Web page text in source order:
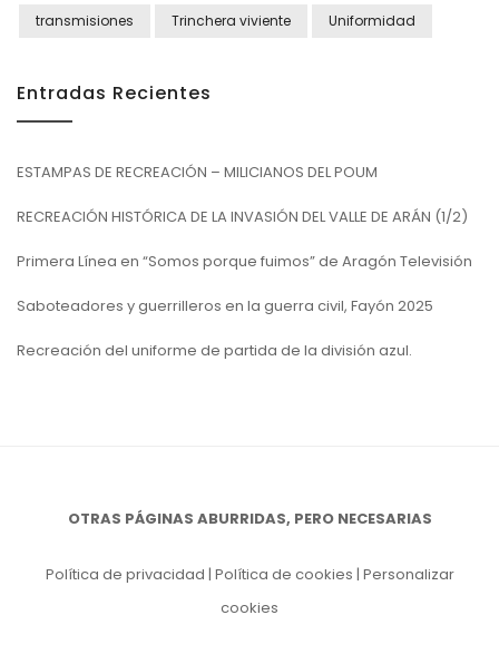
transmisiones Trinchera viviente Uniformidad
Entradas Recientes
ESTAMPAS DE RECREACIÓN – MILICIANOS DEL POUM
RECREACIÓN HISTÓRICA DE LA INVASIÓN DEL VALLE DE ARÁN (1/2)
Primera Línea en “Somos porque fuimos” de Aragón Televisión
Saboteadores y guerrilleros en la guerra civil, Fayón 2025
Recreación del uniforme de partida de la división azul.
OTRAS PÁGINAS ABURRIDAS, PERO NECESARIAS
Política de privacidad | Política de cookies | Personalizar
cookies